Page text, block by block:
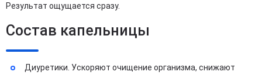
Результат ощущается сразу.
Состав капельницы
Диуретики. Ускоряют очищение организма, снижают